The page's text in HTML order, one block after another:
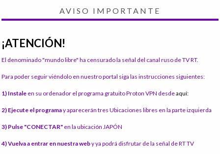
AVISO IMPORTANTE
¡ATENCIÓN!
El denominado "mundo libre" ha censurado la señal del canal ruso de TV RT.
Para poder seguir viéndolo en nuestro portal siga las instrucciones siguientes:
1) Instale en su ordenador el programa gratuito Proton VPN desdeaquí:
2) Ejecute el programay aparecerán tres Ubicaciones libres en la parte izquierda
3) Pulse "CONECTAR" en la ubicación JAPÓN
4) Vuelva a entrar en nuestra weby ya podrá disfrutar de la señal de RT TV